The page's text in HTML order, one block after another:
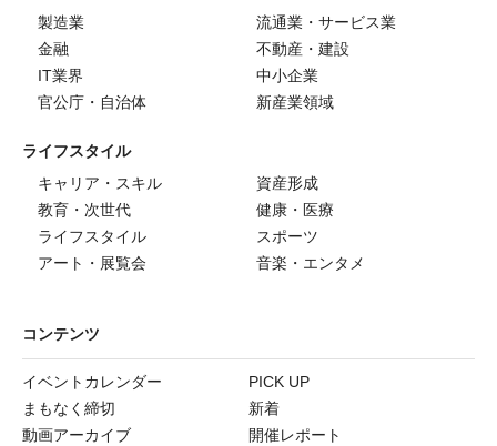
製造業
流通業・サービス業
金融
不動産・建設
IT業界
中小企業
官公庁・自治体
新産業領域
ライフスタイル
キャリア・スキル
資産形成
教育・次世代
健康・医療
ライフスタイル
スポーツ
アート・展覧会
音楽・エンタメ
コンテンツ
イベントカレンダー
PICK UP
まもなく締切
新着
動画アーカイブ
開催レポート